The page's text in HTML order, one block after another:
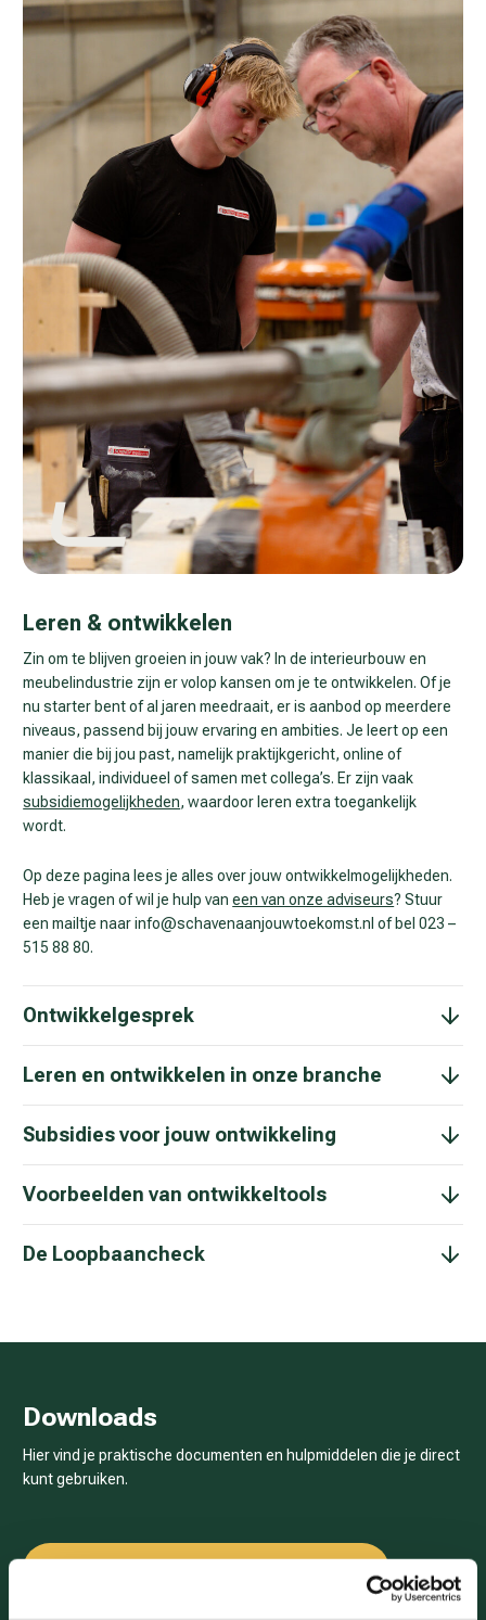
Leren & ontwikkelen
Zin om te blijven groeien in jouw vak? In de interieurbouw en
meubelindustrie zijn er volop kansen om je te ontwikkelen. Of je
nu starter bent of al jaren meedraait, er is aanbod op meerdere
niveaus, passend bij jouw ervaring en ambities. Je leert op een
manier die bij jou past, namelijk praktijkgericht, online of
klassikaal, individueel of samen met collega’s. Er zijn vaak
subsidiemogelijkheden, waardoor leren extra toegankelijk
wordt.
Op deze pagina lees je alles over jouw ontwikkelmogelijkheden.
Heb je vragen of wil je hulp vaneen van onze adviseurs? Stuur
een mailtje naar info@schavenaanjouwtoekomst.nl of bel 023 –
515 88 80.
Ontwikkelgesprek
Leren en ontwikkelen in onze branche
Subsidies voor jouw ontwikkeling
Voorbeelden van ontwikkeltools
De Loopbaancheck
Downloads
Hier vind je praktische documenten en hulpmiddelen die je direct
kunt gebruiken.